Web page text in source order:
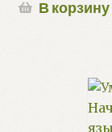
В корзину